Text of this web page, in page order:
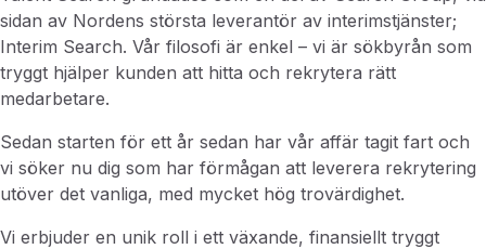
sidan av Nordens största leverantör av interimstjänster;
Interim Search. Vår filosofi är enkel – vi är sökbyrån som
tryggt hjälper kunden att hitta och rekrytera rätt
medarbetare.
Sedan starten för ett år sedan har vår affär tagit fart och
vi söker nu dig som har förmågan att leverera rekrytering
utöver det vanliga, med mycket hög trovärdighet.
Vi erbjuder en unik roll i ett växande, finansiellt tryggt